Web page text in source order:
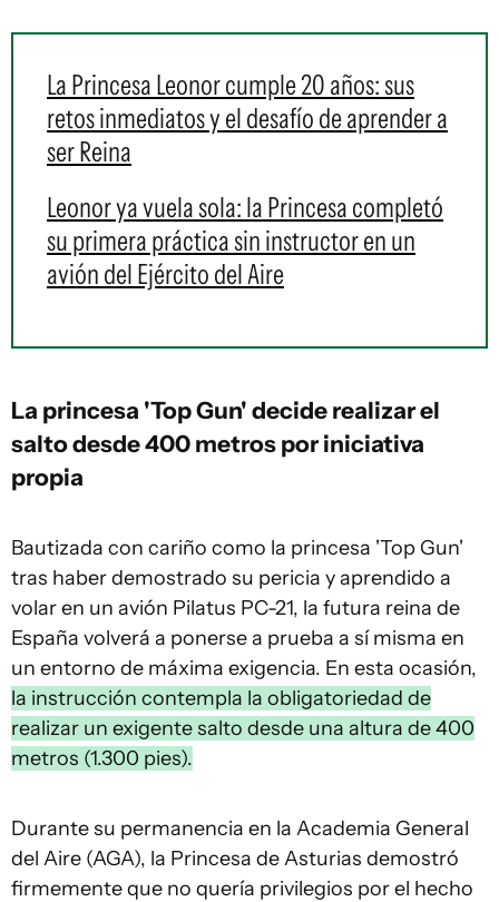
La Princesa Leonor cumple 20 años: sus
retos inmediatos y el desafío de aprender a
ser Reina
Leonor ya vuela sola: la Princesa completó
su primera práctica sin instructor en un
avión del Ejército del Aire
La princesa 'Top Gun' decide realizar el
salto desde 400 metros por iniciativa
propia
Bautizada con cariño como la princesa 'Top Gun'
tras haber demostrado su pericia y aprendido a
volar en un avión Pilatus PC-21, la futura reina de
España volverá a ponerse a prueba a sí misma en
un entorno de máxima exigencia. En esta ocasión,
la instrucción contempla la obligatoriedad de
realizar un exigente salto desde una altura de 400
metros (1.300 pies).
Durante su permanencia en la Academia General
del Aire (AGA), la Princesa de Asturias demostró
firmemente que no quería privilegios por el hecho